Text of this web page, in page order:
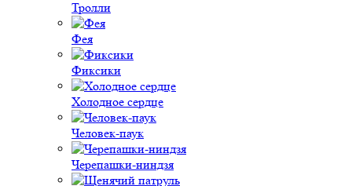
Тролли
Фея
Фиксики
Холодное сердце
Человек-паук
Черепашки-ниндзя